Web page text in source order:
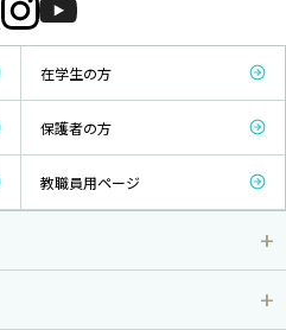
在学生の方
保護者の方
教職員用ページ